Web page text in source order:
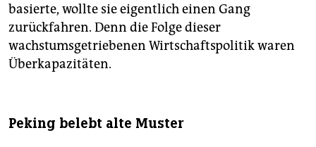
basierte, wollte sie eigentlich einen Gang
zurückfahren. Denn die Folge dieser
wachstumsgetriebenen Wirtschaftspolitik waren
Überkapazitäten.
Peking belebt alte Muster